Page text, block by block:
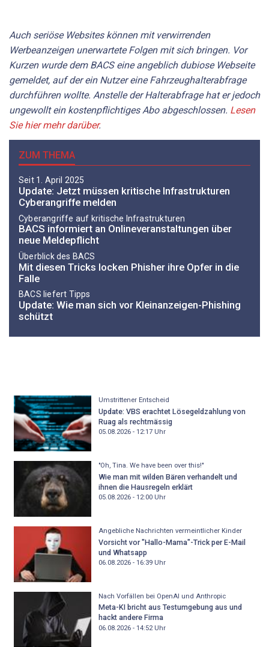
Auch seriöse Websites können mit verwirrenden
Werbeanzeigen unerwartete Folgen mit sich bringen. Vor
Kurzen wurde dem BACS eine angeblich dubiose Webseite
gemeldet, auf der ein Nutzer eine Fahrzeughalterabfrage
durchführen wollte. Anstelle der Halterabfrage hat er jedoch
ungewollt ein kostenpflichtiges Abo abgeschlossen. Lesen
Sie hier mehr darüber.
ZUM THEMA
Seit 1. April 2025
Update: Jetzt müssen kritische Infrastrukturen
Cyberangriffe melden
Cyberangriffe auf kritische Infrastrukturen
BACS informiert an Onlineveranstaltungen über
neue Meldepflicht
Überblick des BACS
Mit diesen Tricks locken Phisher ihre Opfer in die
Falle
BACS liefert Tipps
Update: Wie man sich vor Kleinanzeigen-Phishing
schützt
Umstrittener Entscheid
Update: VBS erachtet Lösegeldzahlung von
Ruag als rechtmässig
05.08.2026 - 12:17Uhr
"Oh, Tina. We have been over this!"
Wie man mit wilden Bären verhandelt und
ihnen die Hausregeln erklärt
05.08.2026 - 12:00Uhr
Angebliche Nachrichten vermeintlicher Kinder
Vorsicht vor "Hallo-Mama"-Trick per E-Mail
und Whatsapp
06.08.2026 - 16:39Uhr
Nach Vorfällen bei OpenAI und Anthropic
Meta-KI bricht aus Testumgebung aus und
hackt andere Firma
06.08.2026 - 14:52Uhr